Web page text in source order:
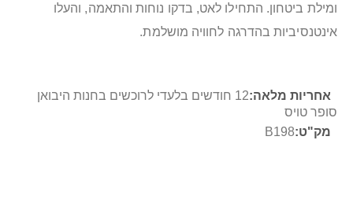
ומילת ביטחון. התחילו לאט, בדקו נוחות והתאמה, והעלו
אינטנסיביות בהדרגה לחוויה מושלמת.
מידע
נוסף
12 חודשים בלעדי לרוכשים בחנות היבואן
סופר טויס
B198